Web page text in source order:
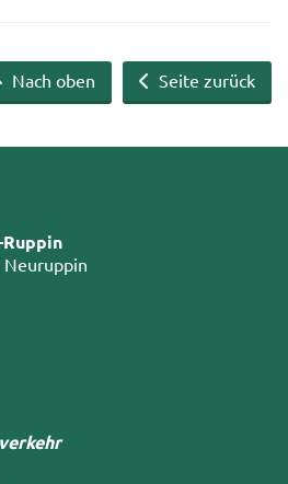
Seite zurück
Nach oben